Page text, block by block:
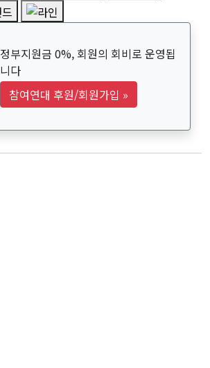
정부지원금 0%, 회원의 회비로 운영됩
니다
참여연대 후원/회원가입 »